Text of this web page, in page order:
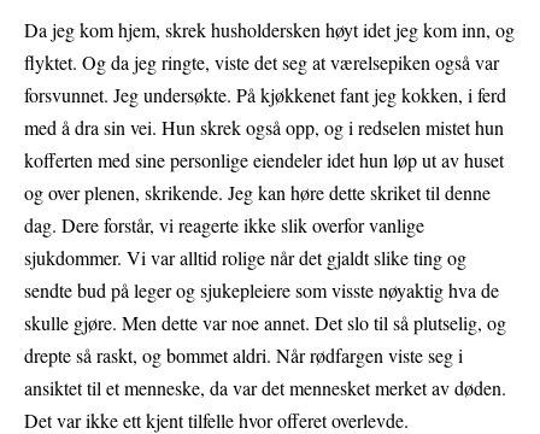
Da jeg kom hjem, skrek husholdersken høyt idet jeg kom inn, og
flyktet. Og da jeg ringte, viste det seg at værelsepiken også var
forsvunnet. Jeg undersøkte. På kjøkkenet fant jeg kokken, i ferd
med å dra sin vei. Hun skrek også opp, og i redselen mistet hun
kofferten med sine personlige eiendeler idet hun løp ut av huset
og over plenen, skrikende. Jeg kan høre dette skriket til denne
dag. Dere forstår, vi reagerte ikke slik overfor vanlige
sjukdommer. Vi var alltid rolige når det gjaldt slike ting og
sendte bud på leger og sjukepleiere som visste nøyaktig hva de
skulle gjøre. Men dette var noe annet. Det slo til så plutselig, og
drepte så raskt, og bommet aldri. Når rødfargen viste seg i
ansiktet til et menneske, da var det mennesket merket av døden.
Det var ikke ett kjent tilfelle hvor offeret overlevde.